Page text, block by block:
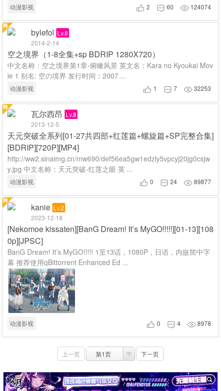
动漫影视  2  60  124074
bylefol Lv.8
2014-2-14
空之境界（1-8全集+sp BDRIP 1280X720）
中文名称：空之境界第1章-俯瞰风景 英文名：Kara no Kyoukai Mov
ie 1 别名: 空の境界 发行时间：2007 ...
动漫影视  1  7 32253
瓦尔西昂 Lv.8
2013-12-5
天元突破全系列[01-27共四部+红莲篇+螺旋篇+SP完整合集]
[BDRIP][720P][MP4]
http://ww2.sinaimg.cn/mw690/def56ea5gw1edzly5vpcyj20jg0csjw
y.jpg 中文名称：天元突破-红莲之眼 英 ...
动漫影视  0  24 89877
kanie Lv.2
2023-12-18
[Nekomoe kissaten][BanG Dream! It’s MyGO!!!!!][01-13][108
0p][JPSC]
BanG Dream! It’s MyGO!!!!! 1至13话，1080P，日语，内嵌简中字
幕 推荐使用qBittorrent Enhanced Ed ...
动漫影视  0  4 8978
上一页 第1页 下一页